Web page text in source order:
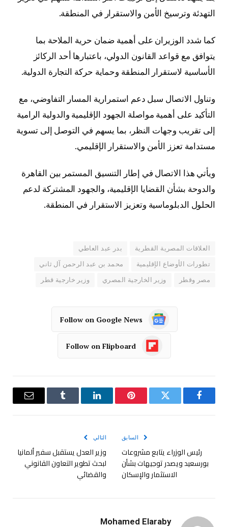
التهدئة وترسيخ الأمن والاستقرار في المنطقة.
كما شدد الوزيران على أهمية ضمان حرية الملاحة بما
يتوافق مع قواعد القانون الدولي، باعتبارها أحد الركائز
الأساسية لاستقرار المنطقة وحماية حركة التجارة الدولية.
وتناول الاتصال سبل دعم استمرارية المسار التفاوضي، مع
التأكيد على أهمية مواصلة الجهود الإقليمية والدولية الرامية
إلى تقريب وجهات النظر، بما يسهم في التوصل إلى تسوية
مستدامة تعزز الأمن والاستقرار الإقليمي.
ويأتي هذا الاتصال في إطار التنسيق المستمر بين القاهرة
والدوحة بشأن القضايا الإقليمية، والجهود المشتركة لدعم
الحلول الدبلوماسية وتعزيز الاستقرار في المنطقة.
العلاقات المصرية القطرية بدر عبد العاطي
تطورات الأوضاع الإقليمية محمد بن عبد الرحمن آل ثاني
مصر وقطر وزير الخارجية المصري وزير خارجية قطر
Follow on Google News
Follow on Flipboard
فيسبوك تويتر بينتيريستلينكدإن Tumblr
البريد
السابق
رئيس الوزراء يتابع مشروعات
بورسعيد ويصدر توجيهات بشأن
الاستثمار والإسكان
التالي
وزير العدل يستقبل سفير ألمانيا
لبحث تطوير التعاون القانوني
والقضائي
Mohamed Elaraby